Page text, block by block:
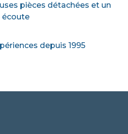
pièces détachées et un
écoute
depuis 1995